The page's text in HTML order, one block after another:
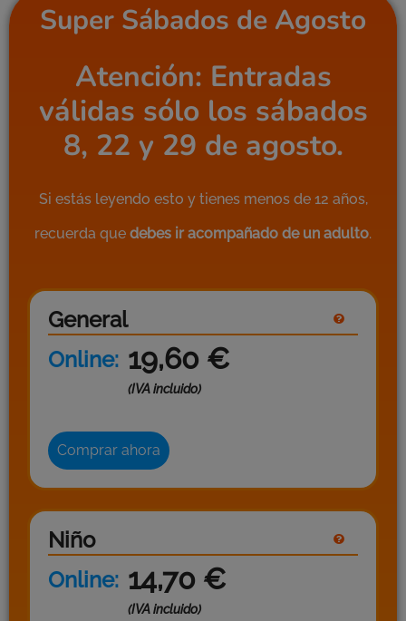
Super Sábados de Agosto
Atención: Entradas
válidas sólo los sábados
8, 22 y 29 de agosto.
Si estás leyendo esto y tienes menos de 12 años,
recuerda que debes ir acompañado de un adulto.
General
Online: 19,60 €
(IVA incluido)
Comprar ahora
Niño
Online: 14,70 €
(IVA incluido)